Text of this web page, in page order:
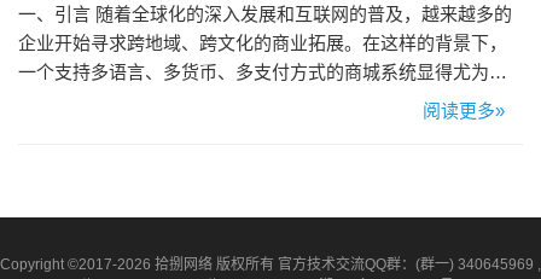
一、引言 随着全球化的深入发展和互联网的普及，越来越多的
企业开始寻求跨地域、跨文化的商业拓展。在这样的背景下，
一个支持多语言、多货币、多支付方式的商城系统显得尤为重
要。本文将详细介绍一个基于Java开发的多语言商城系统，该
阅读更多»
Copyright ©2017-2026 拾捌网络 版权所有 官方技术交流QQ群：(群一) 340645969 ,